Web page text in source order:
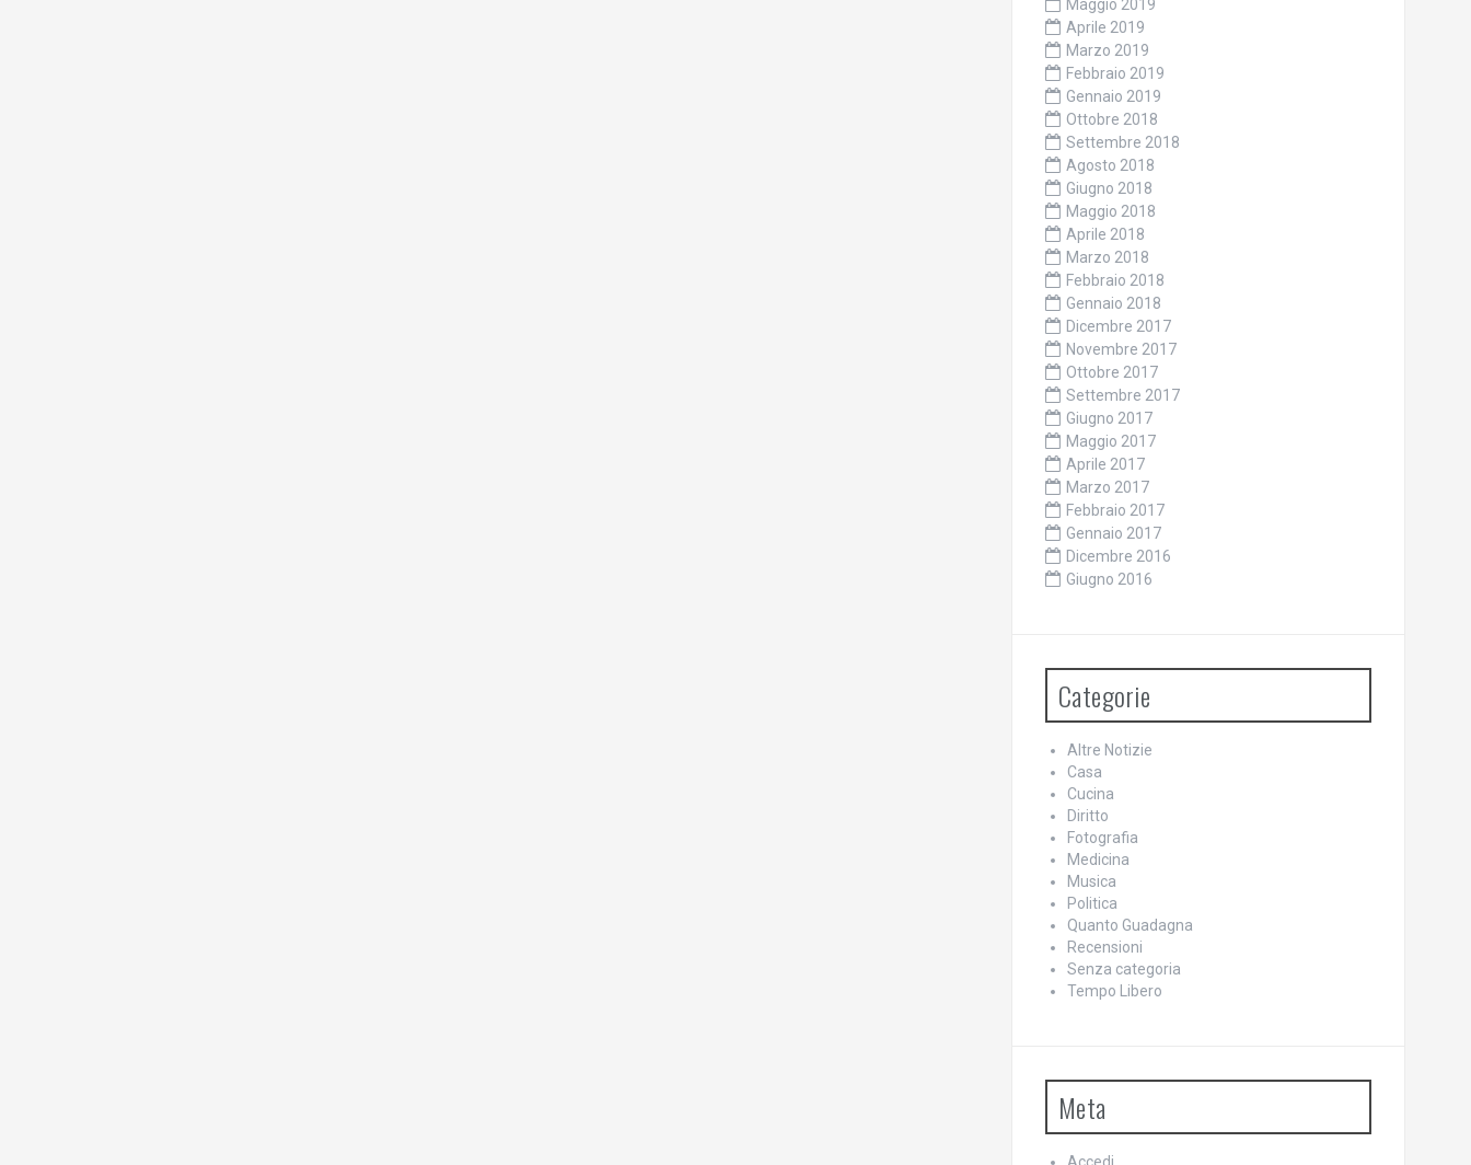
Maggio 2019
Aprile 2019
Marzo 2019
Febbraio 2019
Gennaio 2019
Ottobre 2018
Settembre 2018
Agosto 2018
Giugno 2018
Maggio 2018
Aprile 2018
Marzo 2018
Febbraio 2018
Gennaio 2018
Dicembre 2017
Novembre 2017
Ottobre 2017
Settembre 2017
Giugno 2017
Maggio 2017
Aprile 2017
Marzo 2017
Febbraio 2017
Gennaio 2017
Dicembre 2016
Giugno 2016
Categorie
Altre Notizie
Casa
Cucina
Diritto
Fotografia
Medicina
Musica
Politica
Quanto Guadagna
Recensioni
Senza categoria
Tempo Libero
Meta